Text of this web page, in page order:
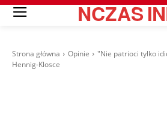
NCZAS
Strona główna Opinie
"Nie patrioci tylko
Hennig-Klosce